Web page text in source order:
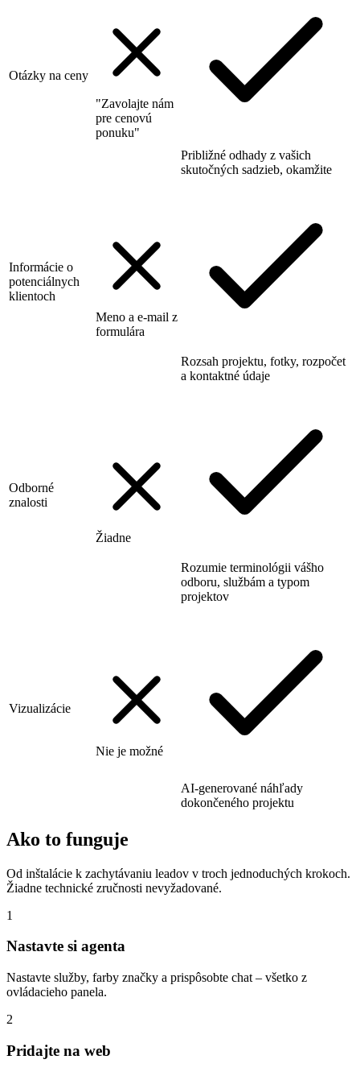
Otázky na ceny
"Zavolajte nám
pre cenovú
ponuku"
Približné odhady z vašich
skutočných sadzieb, okamžite
Informácie o
potenciálnych
klientoch
Meno a e-mail z
formulára
Rozsah projektu, fotky, rozpočet
a kontaktné údaje
Odborné
znalosti
Žiadne
Rozumie terminológii vášho
odboru, službám a typom
projektov
Vizualizácie
Nie je možné
AI-generované náhľady
dokončeného projektu
Ako to funguje
Od inštalácie k zachytávaniu leadov v troch jednoduchých krokoch.
Žiadne technické zručnosti nevyžadované.
1
Nastavte si agenta
Nastavte služby, farby značky a prispôsobte chat – všetko z
ovládacieho panela.
2
Pridajte na web